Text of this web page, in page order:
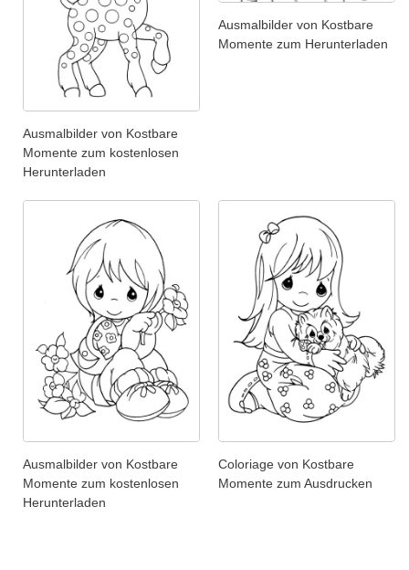
Ausmalbilder von Kostbare
Momente zum kostenlosen
Herunterladen
Ausmalbilder von Kostbare
Momente zum Herunterladen
Ausmalbilder von Kostbare
Momente zum kostenlosen
Herunterladen
Coloriage von Kostbare
Momente zum Ausdrucken